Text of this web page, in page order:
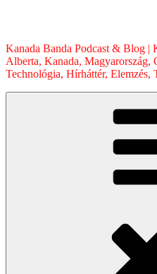
Kanada Banda Podcast & Blog |
Alberta, Kanada, Magyarország,
Technológia, Hírháttér, Elemzés,